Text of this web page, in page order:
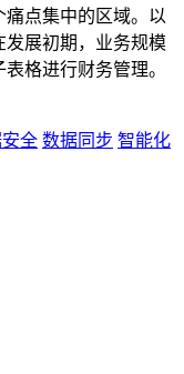
点集中的区域。以
发展初期，业务规模
格进行财务管理。
全 数据同步 智能化